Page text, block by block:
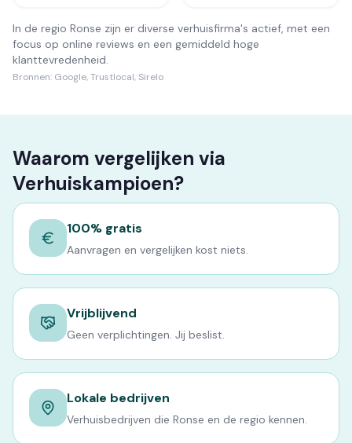
In de regio Ronse zijn er diverse verhuisfirma's actief, met een
focus op online reviews en een gemiddeld hoge
klanttevredenheid.
Bronnen: Google, Trustlocal, Sirelo
Waarom vergelijken via
Verhuiskampioen?
100% gratis
Aanvragen en vergelijken kost niets.
Vrijblijvend
Geen verplichtingen. Jij beslist.
Lokale bedrijven
Verhuisbedrijven die Ronse en de regio kennen.